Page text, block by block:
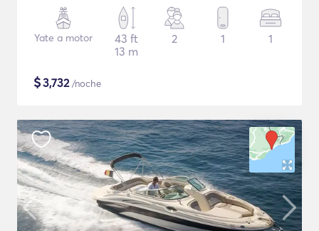
Yate a motor
43 ft
13 m
2 1 1
$3,732/noche